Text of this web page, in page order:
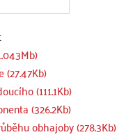
(111.1Kb)
(326.2Kb)
obhajoby (278.3Kb)